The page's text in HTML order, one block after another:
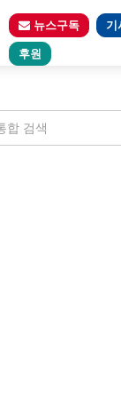
뉴스구독 기
후원